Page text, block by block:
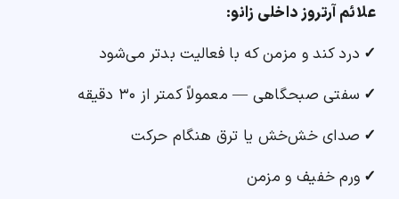
علائم آرتروز داخلی زانو:
✓ درد کند و مزمن که با فعالیت بدتر می‌شود
✓ سفتی صبحگاهی — معمولاً کمتر از ۳۰ دقیقه
✓ صدای خش‌خش یا ترق هنگام حرکت
✓ ورم خفیف و مزمن